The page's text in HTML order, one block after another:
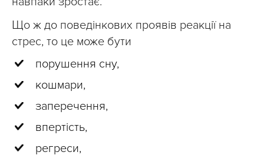
Що ж до поведінкових проявів реакції на
стрес, то це може бути
порушення сну,
кошмари,
заперечення,
впертість,
регреси,